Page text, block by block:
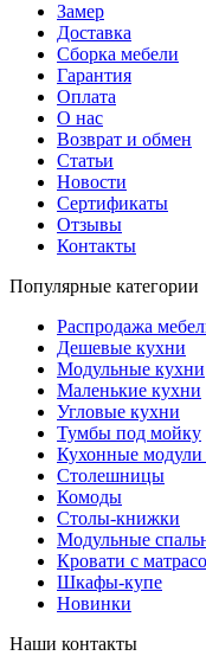
Замер
Доставка
Сборка мебели
Гарантия
Оплата
О нас
Возврат и обмен
Статьи
Новости
Сертификаты
Отзывы
Контакты
Популярные категории
Распродажа
Дешевые кухни
Модульные кухни
Маленькие кухни
Угловые кухни
Тумбы под мойку
Кухонные модули
Столешницы
Комоды
Столы-книжки
Модульные
Кровати с
Шкафы-купе
Новинки
Наши контакты